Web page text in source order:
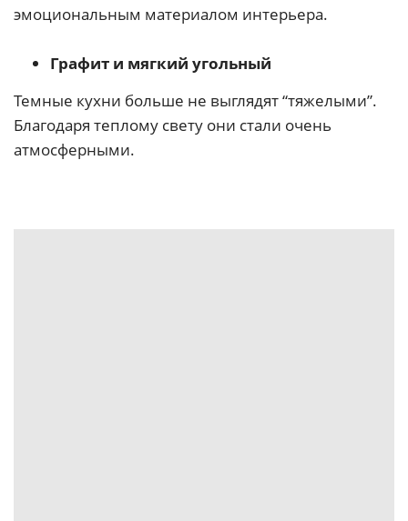
эмоциональным материалом интерьера.
Графит и мягкий угольный
Темные кухни больше не выглядят “тяжелыми”.
Благодаря теплому свету они стали очень
атмосферными.